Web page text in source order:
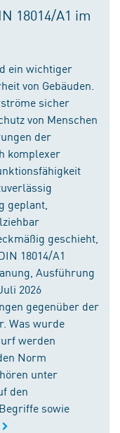
18014/A1 im
ein wichtiger
von Gebäuden.
sicher
von Menschen
der
komplexer
geplant,
geschieht,
18014/A1
Ausführung
2026
gegenüber der
Was wurde
werden
Norm
unter
den
sowie